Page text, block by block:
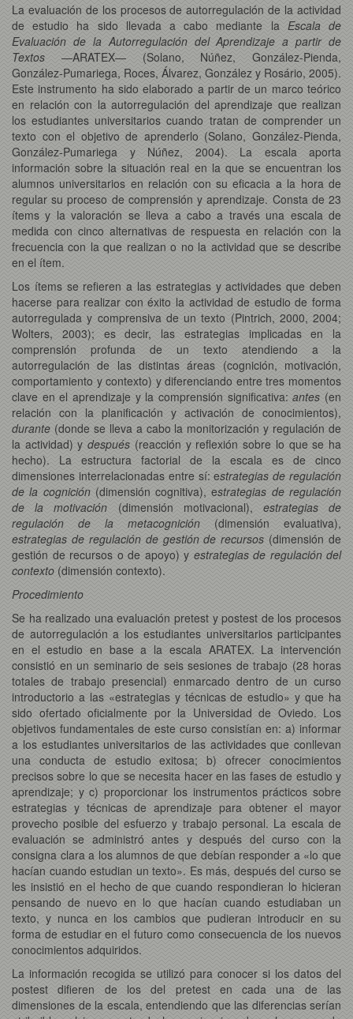
La evaluación de los procesos de autorregulación de la actividad
de estudio ha sido llevada a cabo mediante la Escala de
Evaluación de la Autorregulación del Aprendizaje a partir de
Textos —ARATEX— (Solano, Núñez, González-Pienda,
González-Pumariega, Roces, Álvarez, González y Rosário, 2005).
Este instrumento ha sido elaborado a partir de un marco teórico
en relación con la autorregulación del aprendizaje que realizan
los estudiantes universitarios cuando tratan de comprender un
texto con el objetivo de aprenderlo (Solano, González-Pienda,
González-Pumariega y Núñez, 2004). La escala aporta
información sobre la situación real en la que se encuentran los
alumnos universitarios en relación con su eficacia a la hora de
regular su proceso de comprensión y aprendizaje. Consta de 23
ítems y la valoración se lleva a cabo a través una escala de
medida con cinco alternativas de respuesta en relación con la
frecuencia con la que realizan o no la actividad que se describe
en el ítem.
Los ítems se refieren a las estrategias y actividades que deben
hacerse para realizar con éxito la actividad de estudio de forma
autorregulada y comprensiva de un texto (Pintrich, 2000, 2004;
Wolters, 2003); es decir, las estrategias implicadas en la
comprensión profunda de un texto atendiendo a la
autorregulación de las distintas áreas (cognición, motivación,
comportamiento y contexto) y diferenciando entre tres momentos
clave en el aprendizaje y la comprensión significativa:antes (en
relación con la planificación y activación de conocimientos),
durante (donde se lleva a cabo la monitorización y regulación de
la actividad) ydespués (reacción y reflexión sobre lo que se ha
hecho). La estructura factorial de la escala es de cinco
dimensiones interrelacionadas entre sí: estrategias de regulación
de la cognición(dimensión cognitiva), estrategias de regulación
de la motivación (dimensión motivacional), estrategias de
regulación de la metacognición (dimensión evaluativa),
estrategias de regulación de gestión de recursos (dimensión de
gestión de recursos o de apoyo) y estrategias de regulación del
contexto (dimensión contexto).
Procedimiento
Se ha realizado una evaluación pretest y postest de los procesos
de autorregulación a los estudiantes universitarios participantes
en el estudio en base a la escala ARATEX. La intervención
consistió en un seminario de seis sesiones de trabajo (28 horas
totales de trabajo presencial) enmarcado dentro de un curso
introductorio a las «estrategias y técnicas de estudio» y que ha
sido ofertado oficialmente por la Universidad de Oviedo. Los
objetivos fundamentales de este curso consistían en: a) informar
a los estudiantes universitarios de las actividades que conllevan
una conducta de estudio exitosa; b) ofrecer conocimientos
precisos sobre lo que se necesita hacer en las fases de estudio y
aprendizaje; y c) proporcionar los instrumentos prácticos sobre
estrategias y técnicas de aprendizaje para obtener el mayor
provecho posible del esfuerzo y trabajo personal. La escala de
evaluación se administró antes y después del curso con la
consigna clara a los alumnos de que debían responder a «lo que
hacían cuando estudian un texto». Es más, después del curso se
les insistió en el hecho de que cuando respondieran lo hicieran
pensando de nuevo en lo que hacían cuando estudiaban un
texto, y nunca en los cambios que pudieran introducir en su
forma de estudiar en el futuro como consecuencia de los nuevos
conocimientos adquiridos.
La información recogida se utilizó para conocer si los datos del
postest difieren de los del pretest en cada una de las
dimensiones de la escala, entendiendo que las diferencias serían